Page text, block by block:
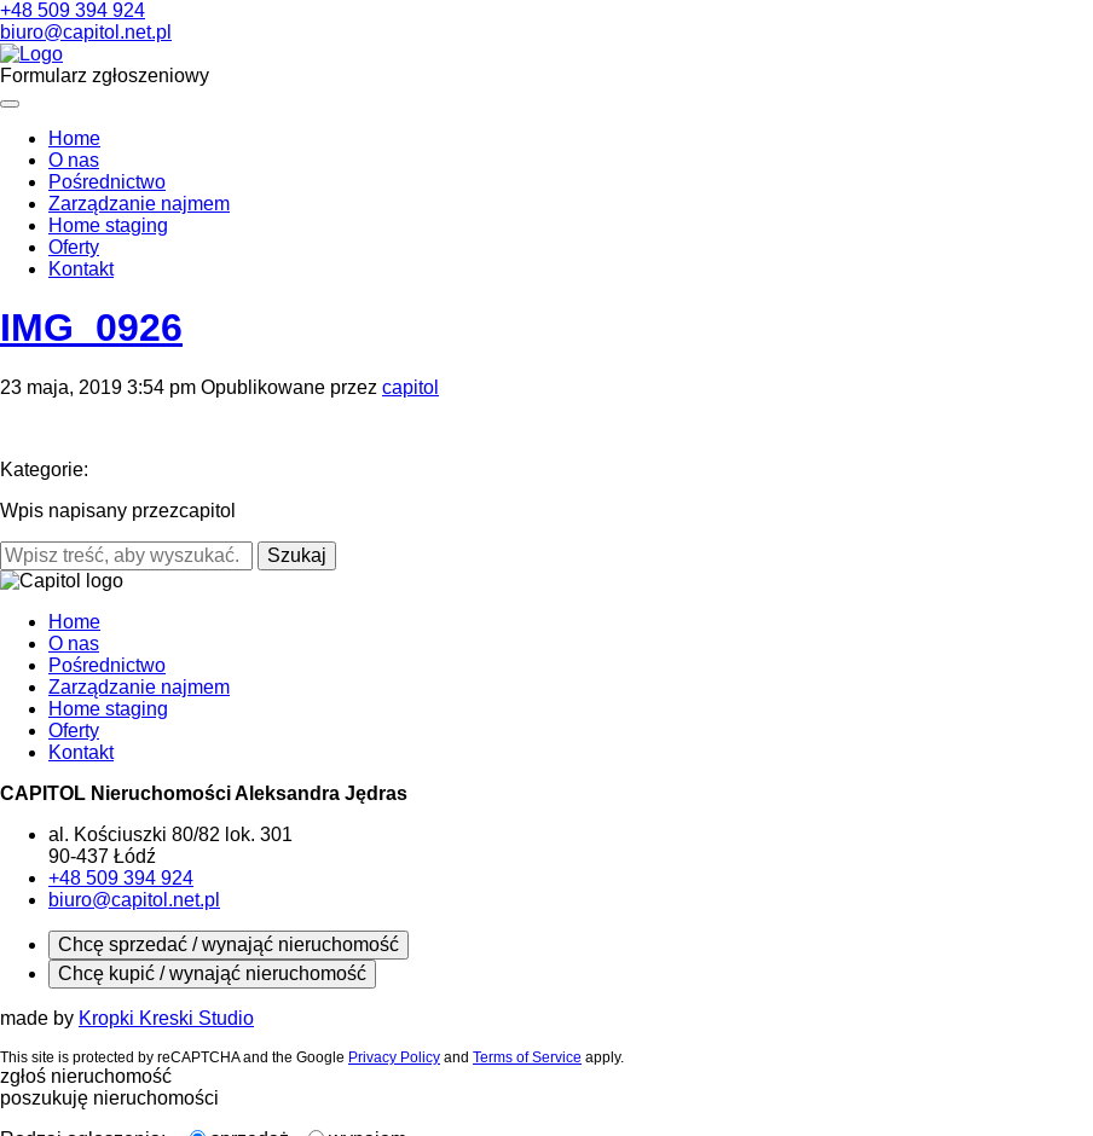
+48 509 394 924
biuro@capitol.net.pl
Formularz zgłoszeniowy
Home
O nas
Pośrednictwo
Zarządzanie najmem
Home staging
Oferty
Kontakt
IMG_0926
23 maja, 2019 3:54 pm Opublikowane przez capitol
Kategorie:
Wpis napisany przezcapitol
Szukaj
Home
O nas
Pośrednictwo
Zarządzanie najmem
Home staging
Oferty
Kontakt
CAPITOL Nieruchomości Aleksandra Jędras
al. Kościuszki 80/82 lok. 301
90-437 Łódź
+48 509 394 924
biuro@capitol.net.pl
Chcę sprzedać / wynająć nieruchomość
Chcę kupić / wynająć nieruchomość
made by Kropki Kreski Studio
This site is protected by reCAPTCHA and the Google Privacy Policy and Terms of Service apply.
zgłoś nieruchomość
poszukuję nieruchomości